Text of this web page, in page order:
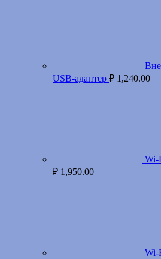
USB-адаптер ₽ 1,240.00
Wi-
₽ 1,950.00
Wi-